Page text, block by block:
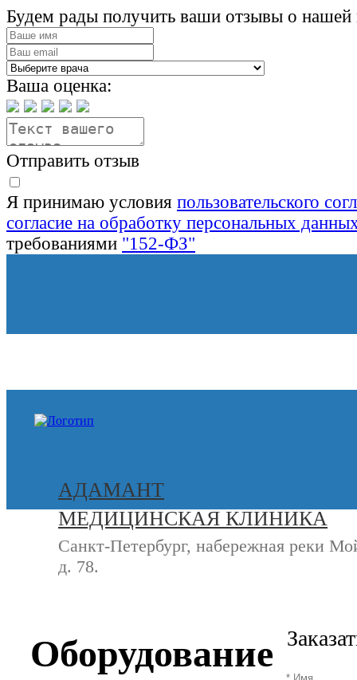
Будем рады получить ваши отзывы о нашей
Ваша оценка:
Отправить отзыв
Я принимаю условия пользовательского
согласие на обработку персональных
требованиями "152-ФЗ"
АДАМАНТ
МЕДИЦИНСКАЯ КЛИНИКА
Санкт-Петербург, набережная реки
д. 78.
Оборудование